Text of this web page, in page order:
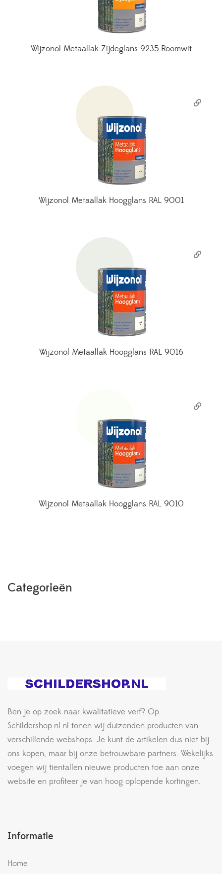
Wijzonol Metaallak Zijdeglans 9235 Roomwit
Wijzonol Metaallak Hoogglans RAL 9001
Wijzonol Metaallak Hoogglans RAL 9016
Wijzonol Metaallak Hoogglans RAL 9010
Categorieën
Ben je op zoek naar kwalitatieve verf? Op
Schildershop.nl.nl tonen wij duizenden producten van
verschillende webshops. Je kunt de artikelen dus niet bij
ons kopen, maar bij onze betrouwbare partners. Wekelijks
voegen wij tientallen nieuwe producten toe aan onze
website en profiteer je van hoog oplopende kortingen.
Informatie
Home